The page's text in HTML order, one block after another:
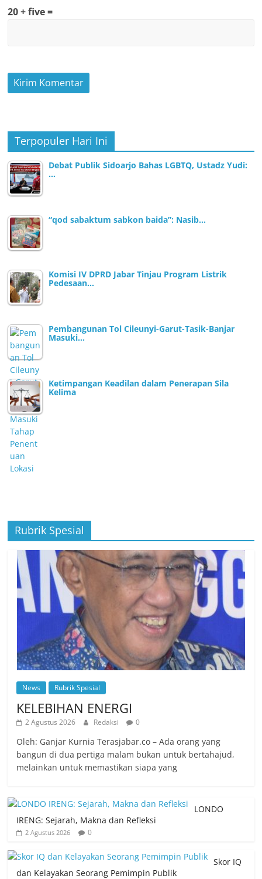
20 + five =
Terpopuler Hari Ini
Debat Publik Sidoarjo Bahas LGBTQ, Ustadz Yudi:
…
“qod sabaktum sabkon baida”: Nasib…
Komisi IV DPRD Jabar Tinjau Program Listrik
Pedesaan…
Pembangunan Tol Cileunyi-Garut-Tasik-Banjar
Masuki…
Ketimpangan Keadilan dalam Penerapan Sila
Kelima
Rubrik Spesial
News Rubrik Spesial
KELEBIHAN ENERGI
2 Agustus 2026 Redaksi 0
Oleh: Ganjar Kurnia Terasjabar.co – Ada orang yang
bangun di dua pertiga malam bukan untuk bertahajud,
melainkan untuk memastikan siapa yang
LONDO
IRENG: Sejarah, Makna dan Refleksi
2 Agustus 2026 0
Skor IQ
dan Kelayakan Seorang Pemimpin Publik